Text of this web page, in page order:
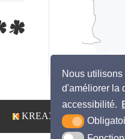
Nous
d'améliorer la
accessibilité.
KREA3